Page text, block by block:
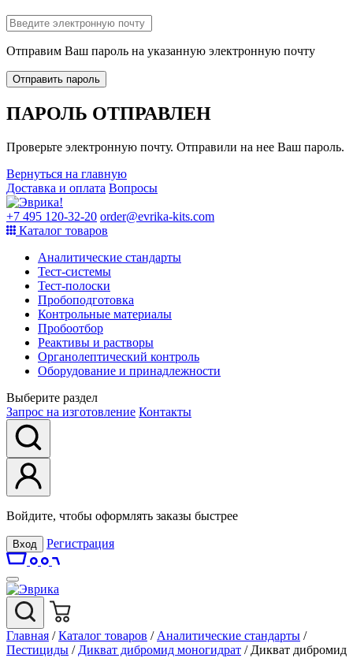
Отправим Ваш пароль на указанную электронную почту
Отправить пароль
ПАРОЛЬ ОТПРАВЛЕН
Проверьте электронную почту. Отправили на нее Ваш пароль.
Вернуться на главную
Доставка и оплата Вопросы
+7 495 120-32-20 order@evrika-kits.com
Каталог товаров
Аналитические стандарты
Тест-системы
Тест-полоски
Пробоподготовка
Контрольные материалы
Пробоотбор
Реактивы и растворы
Органолептический контроль
Оборудование и принадлежности
Выберите раздел
Запрос на изготовление Контакты
Войдите, чтобы оформлять заказы быстрее
Вход Регистрация
Главная / Каталог товаров / Аналитические стандарты /
Пестициды / Дикват дибромид моногидрат / Дикват дибромид